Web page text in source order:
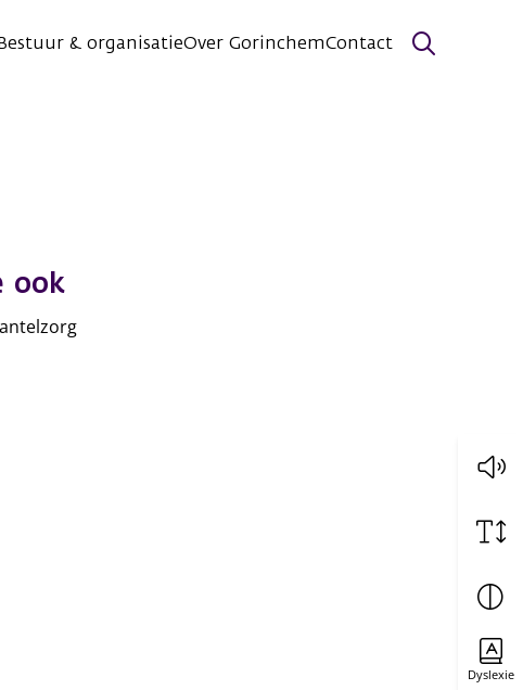
& organisatieOver GorinchemContact Zoeken
Dyslexie
ook